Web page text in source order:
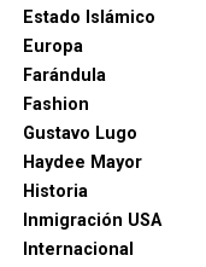
Estado Islámico
Europa
Farándula
Fashion
Gustavo Lugo
Haydee Mayor
Historia
Inmigración USA
Internacional